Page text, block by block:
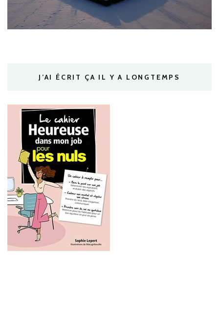
J’AI ÉCRIT ÇA IL Y A LONGTEMPS